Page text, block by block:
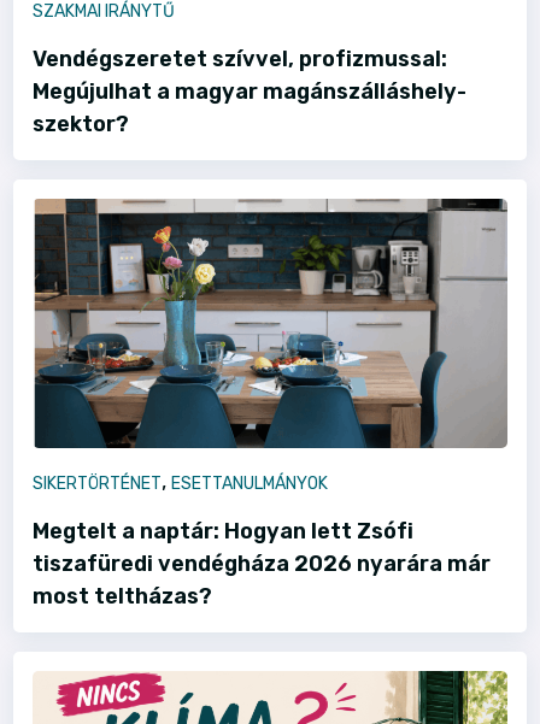
SZAKMAI IRÁNYTŰ
Vendégszeretet szívvel, profizmussal:
Megújulhat a magyar magánszálláshely-
szektor?
SIKERTÖRTÉNET,ESETTANULMÁNYOK
Megtelt a naptár: Hogyan lett Zsófi
tiszafüredi vendégháza 2026 nyarára már
most teltházas?